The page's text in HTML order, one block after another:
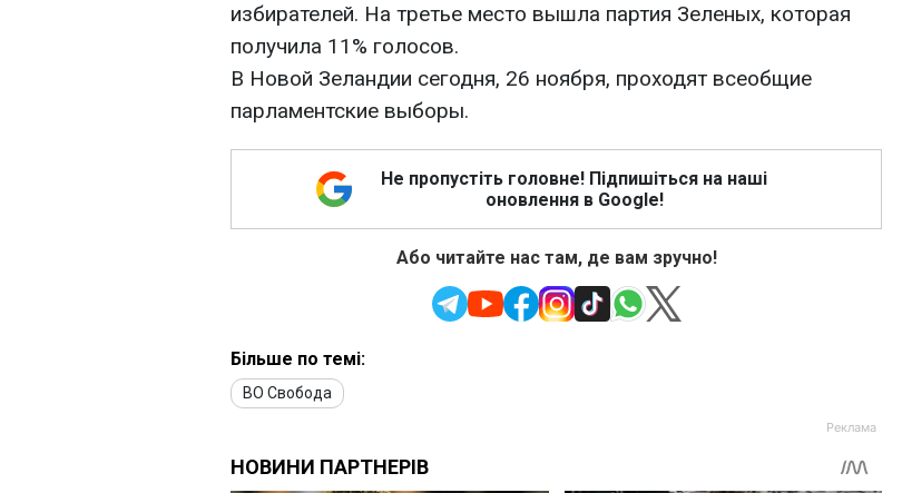
избирателей. На третье место вышла партия Зеленых, которая
получила 11% голосов.
В Новой Зеландии сегодня, 26 ноября, проходят всеобщие
парламентские выборы.
Не пропустіть головне! Підпишіться на наші
оновлення в Google!
Або читайте нас там, де вам зручно!
Більше по темі:
ВО Свобода